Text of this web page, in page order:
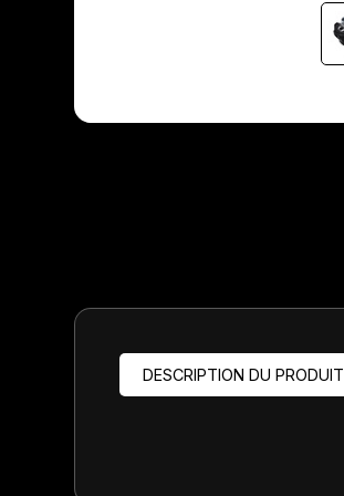
DESCRIPTION DU PRODUIT
Fourches